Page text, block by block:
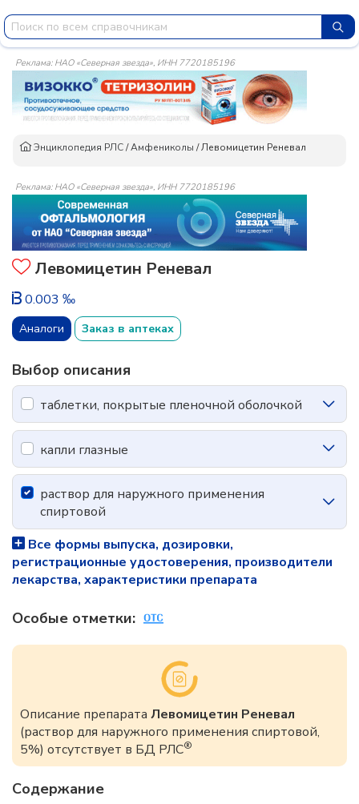
Реклама: НАО «Северная звезда», ИНН 7720185196
Энциклопедия РЛС/Амфениколы /Левомицетин Реневал
Реклама: НАО «Северная звезда», ИНН 7720185196
Левомицетин Реневал
0.003 ‰
Аналоги Заказ в аптеках
Выбор описания
таблетки, покрытые пленочной оболочкой
капли глазные
раствор для наружного применения
спиртовой
Все формы выпуска, дозировки,
регистрационные удостоверения, производители
лекарства, характеристики препарата
Особые отметки:
Описание препарата Левомицетин Реневал
(раствор для наружного применения спиртовой,
5%) отсутствует в БД РЛС®
Содержание